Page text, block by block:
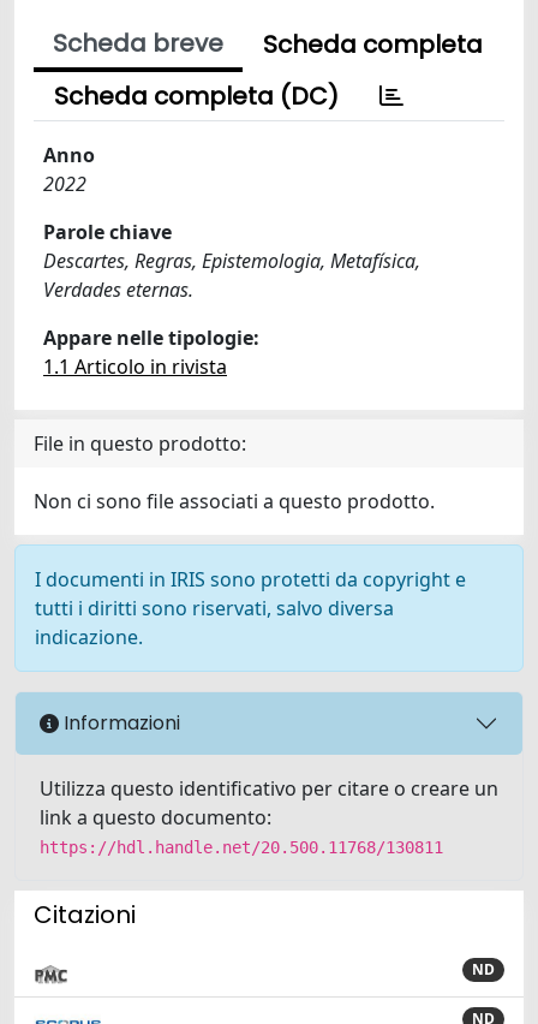
Scheda breve
Scheda completa
Scheda completa (DC)
Anno
2022
Parole chiave
Descartes, Regras, Epistemologia, Metafísica,
Verdades eternas.
Appare nelle tipologie:
1.1 Articolo in rivista
File in questo prodotto:
Non ci sono file associati a questo prodotto.
I documenti in IRIS sono protetti da copyright e
tutti i diritti sono riservati, salvo diversa
indicazione.
Informazioni
Utilizza questo identificativo per citare o creare un
link a questo documento:
https://hdl.handle.net/20.500.11768/130811
Citazioni
ND
ND